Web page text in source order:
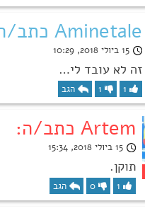
Aminetale כתב/ה:
15 ביולי 2018, 10:29
זה לא עובד לי…
1
1 הגב
Artem כתב/ה:
15 ביולי 2018, 15:34
תוקן.
1
0 הגב